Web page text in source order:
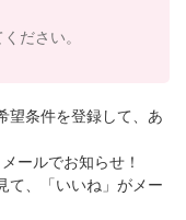
ださい。
望条件を登録して、あ
ールでお知らせ！
て、「いいね」がメー